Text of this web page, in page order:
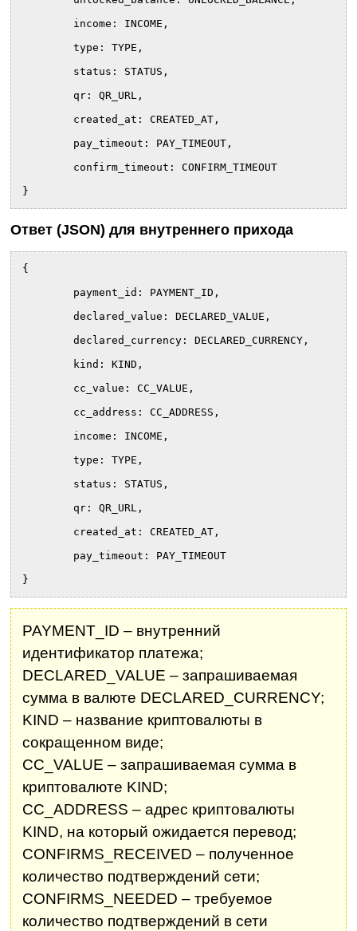
	income: INCOME,
	type: TYPE,
	status: STATUS,
	qr: QR_URL,
	created_at: CREATED_AT,
	pay_timeout: PAY_TIMEOUT,
	confirm_timeout: CONFIRM_TIMEOUT
}
Ответ (JSON) для внутреннего прихода
{
	payment_id: PAYMENT_ID,
	declared_value: DECLARED_VALUE,
	declared_currency: DECLARED_CURRENCY,
	kind: KIND,
	cc_value: CC_VALUE,
	cc_address: CC_ADDRESS,
	income: INCOME,
	type: TYPE,
	status: STATUS,
	qr: QR_URL,
	created_at: CREATED_AT,
	pay_timeout: PAY_TIMEOUT
}
PAYMENT_ID – внутренний
идентификатор платежа;
DECLARED_VALUE – запрашиваемая
сумма в валюте DECLARED_CURRENCY;
KIND – название криптовалюты в
сокращенном виде;
CC_VALUE – запрашиваемая сумма в
криптовалюте KIND;
CC_ADDRESS – адрес криптовалюты
KIND, на который ожидается перевод;
CONFIRMS_RECEIVED – полученное
количество подтверждений сети;
CONFIRMS_NEEDED – требуемое
количество подтверждений в сети